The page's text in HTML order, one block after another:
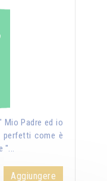
Mio Padre ed io
perfetti come è
"...
Aggiungere